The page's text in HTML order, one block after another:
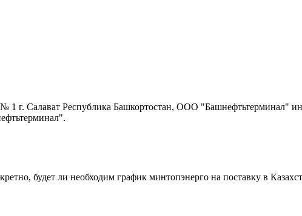
Салават Республика Башкортостан, ООО
будет ли необходим график минтопэнерго на поставку в